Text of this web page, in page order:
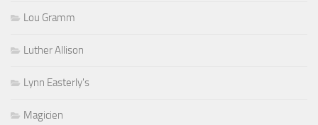
Lou Gramm
Luther Allison
Lynn Easterly's
Magicien